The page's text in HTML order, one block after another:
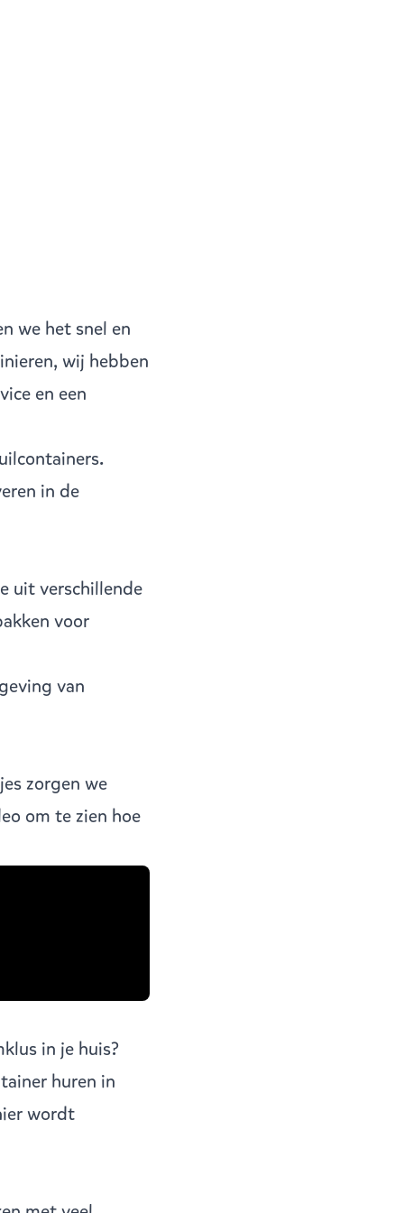
we het snel en
wij hebben
en een
in de
uit verschillende
voor
van
zorgen we
om te zien hoe
in je huis?
huren in
wordt